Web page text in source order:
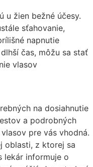
u žien bežné účesy.
sťahovanie,
napnutie
čas, môžu sa stať
vlasov
na dosiahnutie
a podrobných
pre vás vhodná.
oblasti, z ktorej sa
lekár informuje o